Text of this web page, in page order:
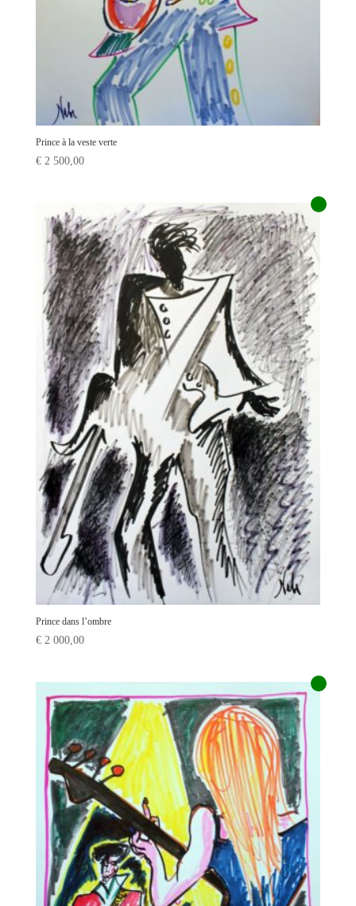
Prince à la veste verte
€2 500,00
Prince dans l’ombre
€2 000,00